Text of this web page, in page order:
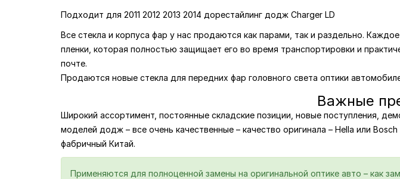
Подходит для 2011 2012 2013 2014 дорестайлинг додж Charger LD
Все стекла и корпуса фар у нас продаются как парами, так и раздельно.
пленки, которая полностью защищает его во время транспортировки и
почте.
Продаются новые стекла для передних фар головного света оптики
Важные
Широкий ассортимент, постоянные складские позиции, новые поступления,
моделей додж – все очень качественные – качество оригинала – Hella или
фабричный Китай.
Применяются для полноценной замены на оригинальной оптике авто – как